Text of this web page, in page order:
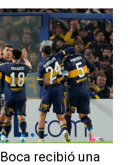
Boca recibió una